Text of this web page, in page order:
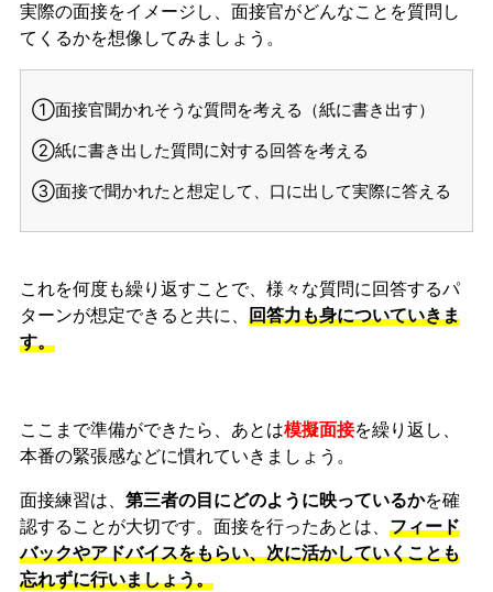
実際の面接をイメージし、面接官がどんなことを質問し
てくるかを想像してみましょう。
①面接官聞かれそうな質問を考える（紙に書き出す）
②紙に書き出した質問に対する回答を考える
③面接で聞かれたと想定して、口に出して実際に答える
これを何度も繰り返すことで、様々な質問に回答するパ
ターンが想定できると共に、 回答力も身についていきま
す。
ここまで準備ができたら、あとは模擬面接を繰り返し、
本番の緊張感などに慣れていきましょう。
面接練習は、 第三者の目にどのように映っているかを確
認することが大切です。面接を行ったあとは、 フィード
バックやアドバイスをもらい、次に活かしていくことも
忘れずに行いましょう。